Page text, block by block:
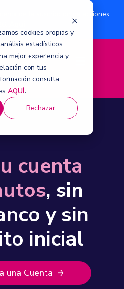
cookies propias y
estadísticos
mejor experiencia y
con tus
consulta
AQUÍ.
Rechazar
de la suscripción de acciones
M
e
n
cuenta
, sin
y sin
inicial
una Cuenta